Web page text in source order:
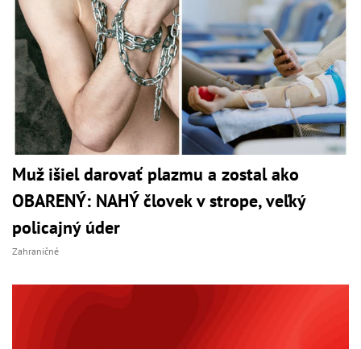
Muž išiel darovať plazmu a zostal ako
OBARENÝ: NAHÝ človek v strope, veľký
policajný úder
Zahraničné